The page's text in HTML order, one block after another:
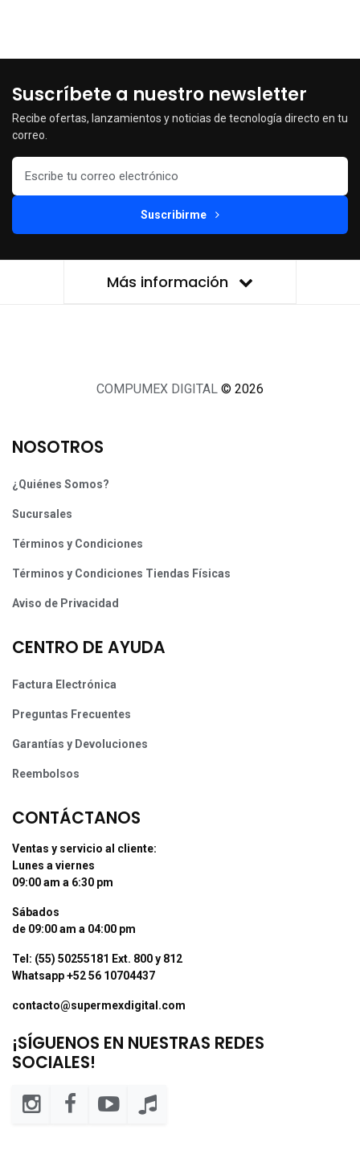
Suscríbete a nuestro newsletter
Recibe ofertas, lanzamientos y noticias de tecnología directo en tu
correo.
Suscribirme
Más información
COMPUMEX DIGITAL © 2026
NOSOTROS
¿Quiénes Somos?
Sucursales
Términos y Condiciones
Términos y Condiciones Tiendas Físicas
Aviso de Privacidad
CENTRO DE AYUDA
Factura Electrónica
Preguntas Frecuentes
Garantías y Devoluciones
Reembolsos
CONTÁCTANOS
Ventas y servicio al cliente:
Lunes a viernes
09:00 am a 6:30 pm
Sábados
de 09:00 am a 04:00 pm
Tel: (55) 50255181 Ext. 800 y 812
Whatsapp +52 56 10704437
contacto@supermexdigital.com
¡SÍGUENOS EN NUESTRAS REDES
SOCIALES!